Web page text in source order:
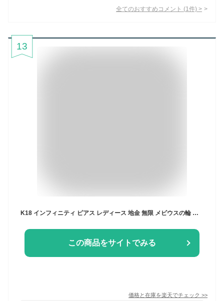
全てのおすすめコメント (1 件) >
13
K18 インフィニティ ピアス レディース 地金 無限 メビウスの輪 数字 八の字 18k 18金 ゴールド スタッドピアス スキンジュエリー 女性用 シンプル RAPA ラパ プレゼント ギフト 送料無料
この商品をサイトでみる
価格と在庫を楽天でチェック >>